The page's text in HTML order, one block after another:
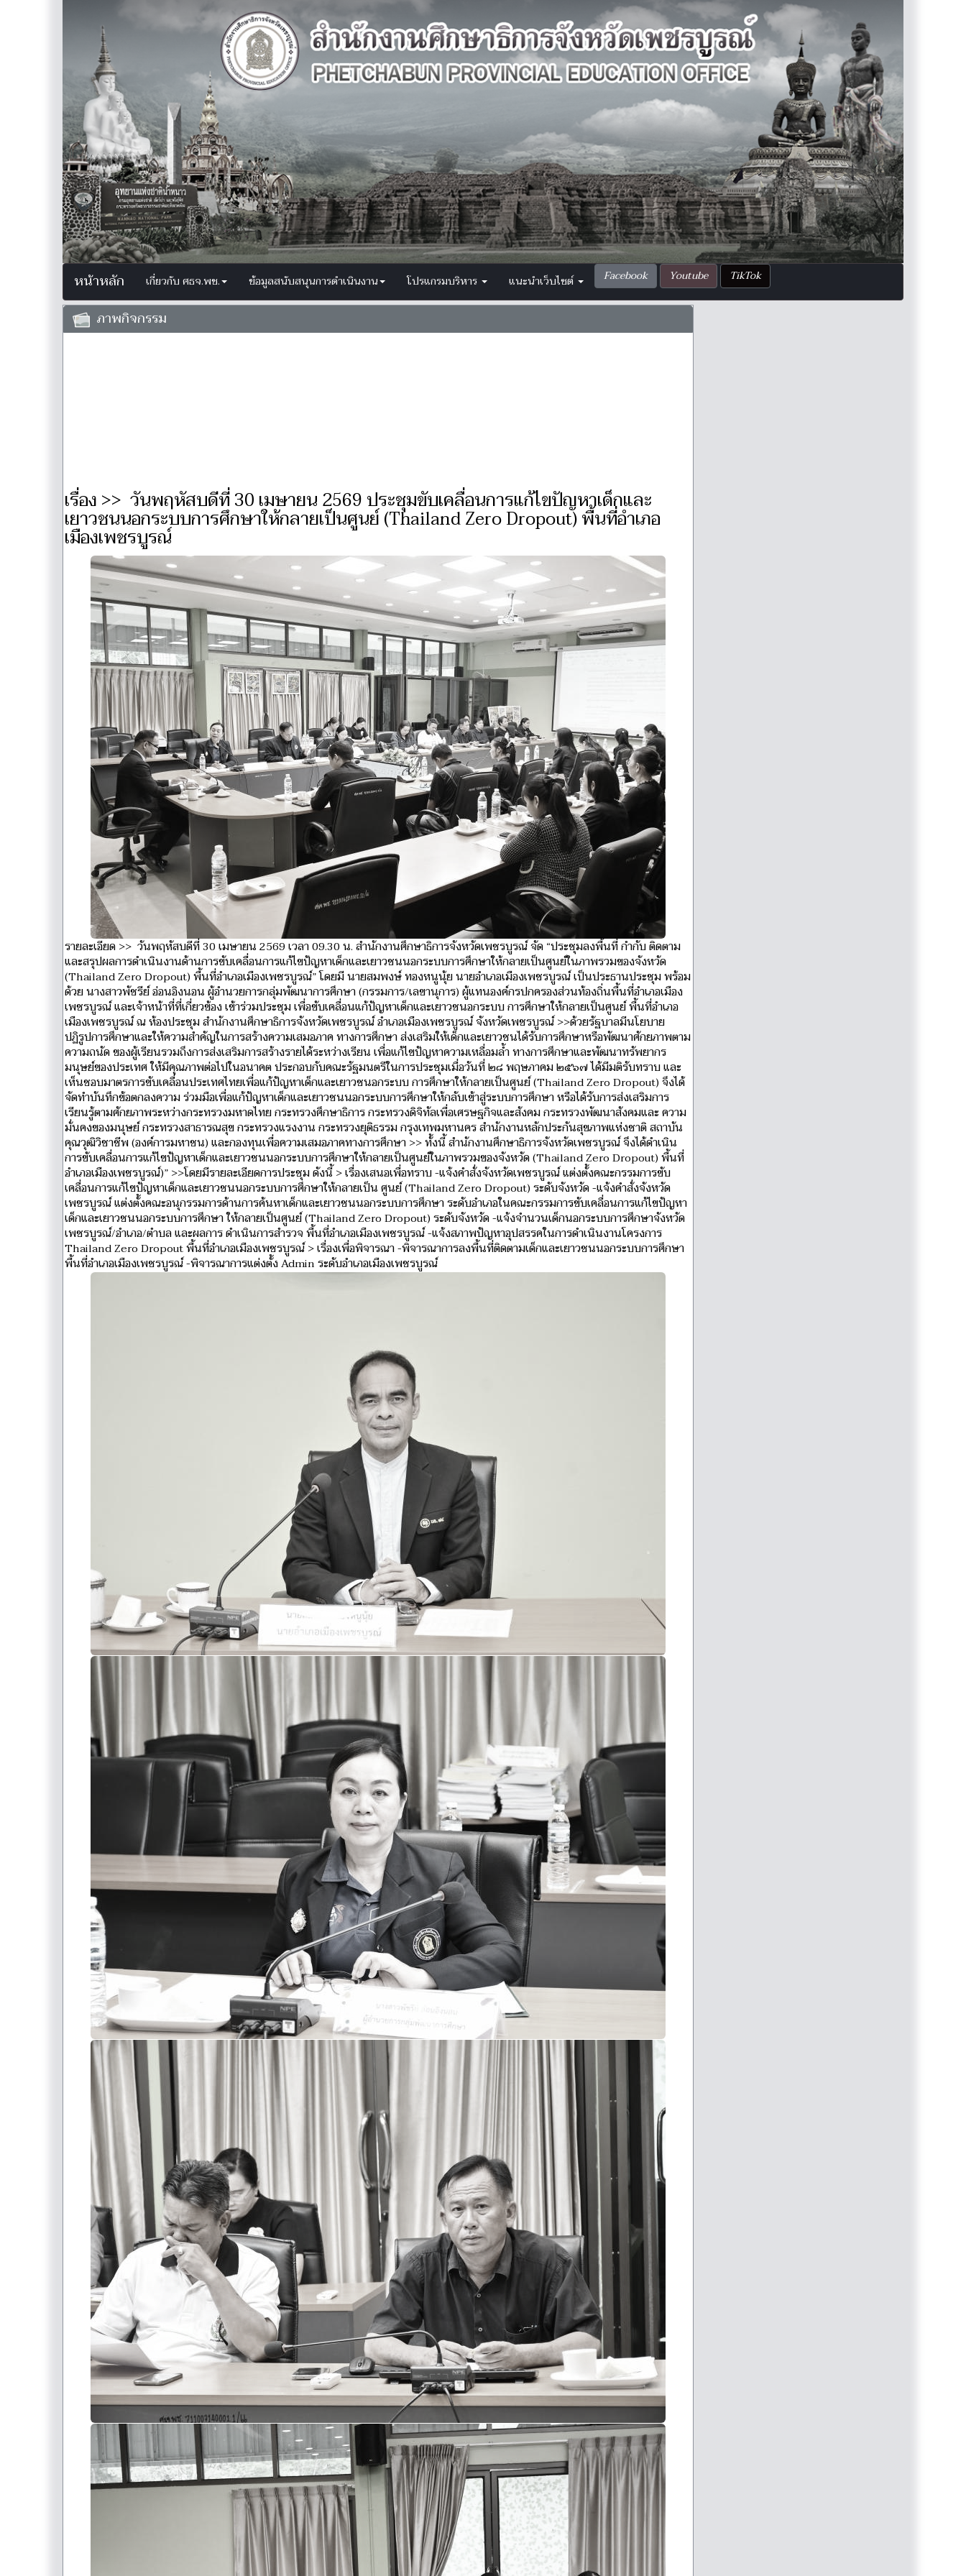
หน้าหลัก เกี่ยวกับ ศธจ.พช. ข้อมูลสนับสนุนการดำเนินงาน โปรแกรมบริหาร แนะนำเว็บไซต์ Facebook Youtube TikTok
ภาพกิจกรรม
เรื่อง >> วันพฤหัสบดีที่ 30 เมษายน 2569 ประชุมขับเคลื่อนการแก้ไขปัญหาเด็กและ
เยาวชนนอกระบบการศึกษาให้กลายเป็นศูนย์ (Thailand Zero Dropout) พื้นที่อำเภอ
เมืองเพชรบูรณ์
รายละเอียด >> วันพฤหัสบดีที่ 30 เมษายน 2569 เวลา 09.30 น. สำนักงานศึกษาธิการจังหวัดเพชรบูรณ์ จัด “ประชุมลงพื้นที่ กำกับ ติดตาม
และสรุปผลการดำเนินงานด้านการขับเคลื่อนการแก้ไขปัญหาเด็กและเยาวชนนอกระบบการศึกษาให้กลายเป็นศูนย์ในภาพรวมของจังหวัด
(Thailand Zero Dropout) พื้นที่อำเภอเมืองเพชรบูรณ์” โดยมี นายสมพงษ์ ทองหนูนุ้ย นายอำเภอเมืองเพชรบูรณ์ เป็นประธานประชุม พร้อม
ด้วย นางสาวพัชรีย์ อ่อนอิงนอน ผู้อำนวยการกลุ่มพัฒนาการศึกษา (กรรมการ/เลขานุการ) ผู้แทนองค์กรปกครองส่วนท้องถิ่นพื้นที่อำเภอเมือง
เพชรบูรณ์ และเจ้าหน้าที่ที่เกี่ยวข้อง เข้าร่วมประชุม เพื่อขับเคลื่อนแก้ปัญหาเด็กและเยาวชนอกระบบ การศึกษาให้กลายเป็นศูนย์ พื้นที่อำเภอ
เมืองเพชรบูรณ์ ณ ห้องประชุม สำนักงานศึกษาธิการจังหวัดเพชรบูรณ์ อำเภอเมืองเพชรบูรณ์ จังหวัดเพชรบูรณ์ >>ด้วยรัฐบาลมีนโยบาย
ปฏิรูปการศึกษาและให้ความสำคัญในการสร้างความเสมอภาค ทางการศึกษา ส่งเสริมให้เด็กและเยาวชนได้รับการศึกษาหรือพัฒนาศักยภาพตาม
ความถนัด ของผู้เรียนรวมถึงการส่งเสริมการสร้างรายได้ระหว่างเรียน เพื่อแก้ไขปัญหาความเหลื่อมล้ำ ทางการศึกษาและพัฒนาทรัพยากร
มนุษย์ของประเทศ ให้มีคุณภาพต่อไปในอนาคต ประกอบกับคณะรัฐมนตรีในการประชุมเมื่อวันที่ ๒๘ พฤษภาคม ๒๕๖๗ ได้มีมติรับทราบ และ
เห็นชอบมาตรการขับเคลื่อนประเทศไทยเพื่อแก้ปัญหาเด็กและเยาวชนอกระบบ การศึกษาให้กลายเป็นศูนย์ (Thailand Zero Dropout) จึงได้
จัดทำบันทึกข้อตกลงความ ร่วมมือเพื่อแก้ปัญหาเด็กและเยาวชนนอกระบบการศึกษาให้กลับเข้าสู่ระบบการศึกษา หรือได้รับการส่งเสริมการ
เรียนรู้ตามศักยภาพระหว่างกระทรวงมหาดไทย กระทรวงศึกษาธิการ กระทรวงดิจิทัลเพื่อเศรษฐกิจและสังคม กระทรวงพัฒนาสังคมและ ความ
มั่นคงของมนุษย์ กระทรวงสาธารณสุข กระทรวงแรงงาน กระทรวงยุติธรรม กรุงเทพมหานคร สำนักงานหลักประกันสุขภาพแห่งชาติ สถาบัน
คุณวุฒิวิชาชีพ (องค์การมหาชน) และกองทุนเพื่อความเสมอภาคทางการศึกษา >> ทั้งนี้ สำนักงานศึกษาธิการจังหวัดเพชรบูรณ์ จึงได้ดำเนิน
การขับเคลื่อนการแก้ไขปัญหาเด็กและเยาวชนนอกระบบการศึกษาให้กลายเป็นศูนย์ในภาพรวมของจังหวัด (Thailand Zero Dropout) พื้นที่
อำเภอเมืองเพชรบูรณ์)” >>โดยมีรายละเอียดการประชุม ดังนี้ > เรื่องเสนอเพื่อทราบ -แจ้งคำสั่งจังหวัดเพชรบูรณ์ แต่งตั้งคณะกรรมการขับ
เคลื่อนการแก้ไขปัญหาเด็กและเยาวชนนอกระบบการศึกษาให้กลายเป็น ศูนย์ (Thailand Zero Dropout) ระดับจังหวัด -แจ้งคำสั่งจังหวัด
เพชรบูรณ์ แต่งตั้งคณะอนุกรรมการด้านการค้นหาเด็กและเยาวชนนอกระบบการศึกษา ระดับอำเภอในคณะกรรมการขับเคลื่อนการแก้ไขปัญหา
เด็กและเยาวชนนอกระบบการศึกษา ให้กลายเป็นศูนย์ (Thailand Zero Dropout) ระดับจังหวัด -แจ้งจำนวนเด็กนอกระบบการศึกษาจังหวัด
เพชรบูรณ์/อำเภอ/ตำบล และผลการ ดำเนินการสำรวจ พื้นที่อำเภอเมืองเพชรบูรณ์ -แจ้งสภาพปัญหาอุปสรรคในการดำเนินงานโครงการ
Thailand Zero Dropout พื้นที่อำเภอเมืองเพชรบูรณ์ > เรื่องเพื่อพิจารณา -พิจารณาการลงพื้นที่ติดตามเด็กและเยาวชนนอกระบบการศึกษา
พื้นที่อำเภอเมืองเพชรบูรณ์ -พิจารณาการแต่งตั้ง Admin ระดับอำเภอเมืองเพชรบูรณ์